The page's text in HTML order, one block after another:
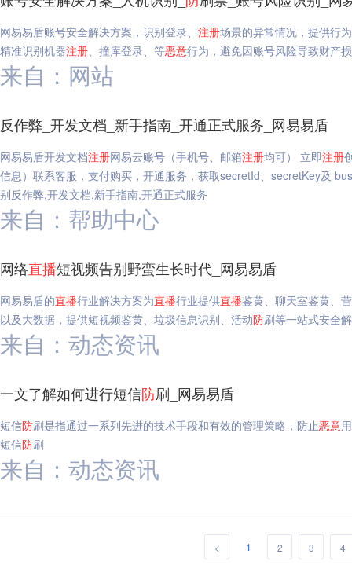
网易易盾账号安全解决方案，识别登录、 注册场景的异常情况，提供行
精准识别机器注册、撞库登录、等恶意行为，避免因账号风险导致财产
来自：网站
反作弊_开发文档_新手指南_开通正式服务_网易易盾
网易易盾开发文档注册网易云账号（手机号、邮箱注册均可） 立即注册
信息）联系客服，支付购买，开通服务，获取secretId、secretKey及
别反作弊,开发文档,新手指南,开通正式服务
来自：帮助中心
网络直播短视频告别野蛮生长时代_网易易盾
网易易盾的直播行业解决方案为直播行业提供直播鉴黄、聊天室鉴黄、
以及大数据，提供短视频鉴黄、垃圾信息识别、活动防刷等一站式安全
来自：动态资讯
一文了解如何进行短信防刷_网易易盾
短信防刷是指通过一系列先进的技术手段和有效的管理策略，防止恶意
短信防刷
来自：动态资讯
< 1 2 3 4